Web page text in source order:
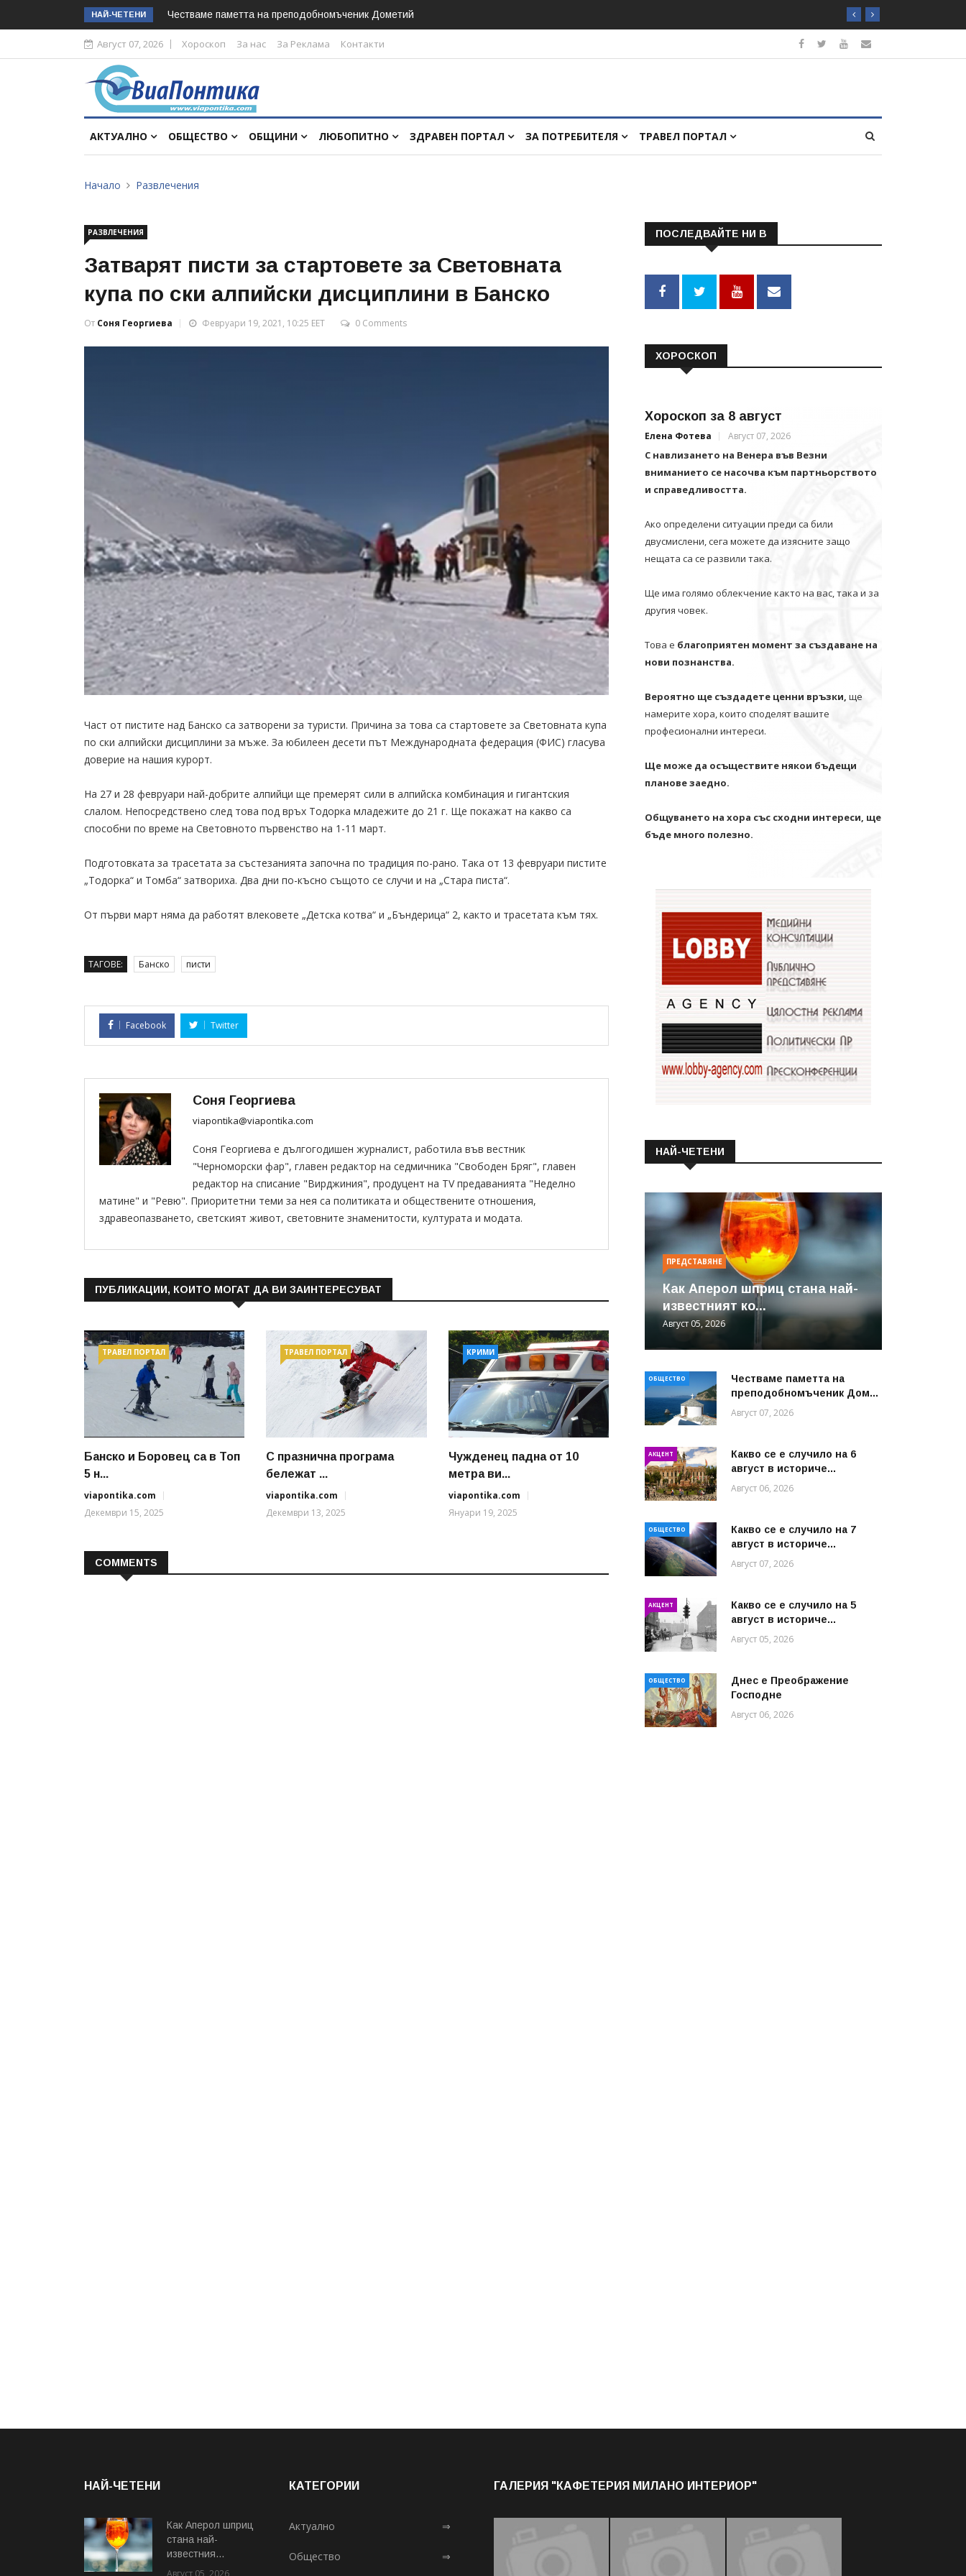
НАЙ-ЧЕТЕНИ Честваме паметта на преподобномъченик Дометий
Август 07, 2026 Хороскоп За нас За Реклама Контакти
АКТУАЛНО ОБЩЕСТВО ОБЩИНИ ЛЮБОПИТНО ЗДРАВЕН ПОРТАЛ ЗА ПОТРЕБИТЕЛЯ ТРАВЕЛ ПОРТАЛ
Начало Развлечения
РАЗВЛЕЧЕНИЯ
Затварят писти за стартовете за Световната
купа по ски алпийски дисциплини в Банско
От Соня Георгиева Февруари 19, 2021, 10:25 EET 0 Comments
Част от пистите над Банско са затворени за туристи. Причина за това са стартовете за Световната купа
по ски алпийски дисциплини за мъже. За юбилеен десети път Международната федерация (ФИС) гласува
доверие на нашия курорт.
На 27 и 28 февруари най-добрите алпийци ще премерят сили в алпийска комбинация и гигантския
слалом. Непосредствено след това под връх Тодорка младежите до 21 г. Ще покажат на какво са
способни по време на Световното първенство на 1-11 март.
Подготовката за трасетата за състезанията започна по традиция по-рано. Така от 13 февруари пистите
„Тодорка“ и Томба“ затвориха. Два дни по-късно същото се случи и на „Стара писта“.
От първи март няма да работят влековете „Детска котва“ и „Бъндерица“ 2, както и трасетата към тях.
ТАГОВЕ: Банско писти
Facebook Twitter
Соня Георгиева
viapontika@viapontika.com
Соня Георгиева е дългогодишен журналист, работила във вестник
"Черноморски фар", главен редактор на седмичника "Свободен Бряг", главен
редактор на списание "Вирджиния", продуцент на TV предаванията "Неделно
матине" и "Ревю". Приоритетни теми за нея са политиката и обществените отношения,
здравеопазването, светският живот, световните знаменитости, културата и модата.
ПУБЛИКАЦИИ, КОИТО МОГАТ ДА ВИ ЗАИНТЕРЕСУВАТ
ТРАВЕЛ ПОРТАЛ
Банско и Боровец са в Топ
5 н...
viapontika.com
Декември 15, 2025
ТРАВЕЛ ПОРТАЛ
С празнична програма
бележат ...
viapontika.com
Декември 13, 2025
КРИМИ
Чужденец падна от 10
метра ви...
viapontika.com
Януари 19, 2025
COMMENTS
ПОСЛЕДВАЙТЕ НИ В
ХОРОСКОП
Хороскоп за 8 август
Елена Фотева Август 07, 2026
С навлизането на Венера във Везни
вниманието се насочва към партньорството
и справедливостта.
Ако определени ситуации преди са били
двусмислени, сега можете да изясните защо
нещата са се развили така.
Ще има голямо облекчение както на вас, така и за
другия човек.
Това е благоприятен момент за създаване на
нови познанства.
Вероятно ще създадете ценни връзки, ще
намерите хора, които споделят вашите
професионални интереси.
Ще може да осъществите някои бъдещи
планове заедно.
Общуването на хора със сходни интереси, ще
бъде много полезно.
НАЙ-ЧЕТЕНИ
ПРЕДСТАВЯНЕ
Как Аперол шприц стана най-
известният ко...
Август 05, 2026
ОБЩЕСТВО
Честваме паметта на
преподобномъченик Дом...
Август 07, 2026
АКЦЕНТ
Какво се е случило на 6
август в историче...
Август 06, 2026
ОБЩЕСТВО
Какво се е случило на 7
август в историче...
Август 07, 2026
АКЦЕНТ
Какво се е случило на 5
август в историче...
Август 05, 2026
ОБЩЕСТВО
Днес е Преображение
Господне
Август 06, 2026
НАЙ-ЧЕТЕНИ
Как Аперол шприц
стана най-
известния...
Август 05, 2026
КАТЕГОРИИ
Актуално ⇒
Общество ⇒
ГАЛЕРИЯ "КАФЕТЕРИЯ МИЛАНО ИНТЕРИОР"